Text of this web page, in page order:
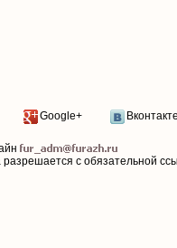
Google+ Вконтакте
разрешается с обязательной